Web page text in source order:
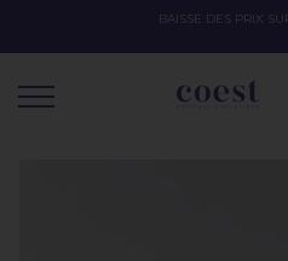
OFFRE SPÉCIALE SOLAIRE